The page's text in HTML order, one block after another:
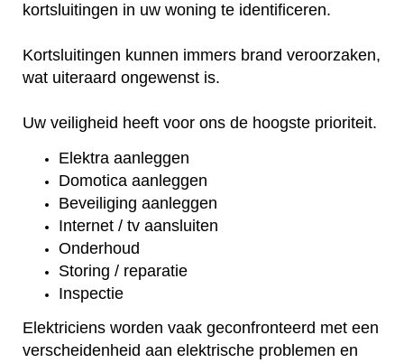
kortsluitingen in uw woning te identificeren.
Kortsluitingen kunnen immers brand veroorzaken,
wat uiteraard ongewenst is.
Uw veiligheid heeft voor ons de hoogste prioriteit.
Elektra aanleggen
Domotica aanleggen
Beveiliging aanleggen
Internet / tv aansluiten
Onderhoud
Storing / reparatie
Inspectie
Elektriciens worden vaak geconfronteerd met een
verscheidenheid aan elektrische problemen en